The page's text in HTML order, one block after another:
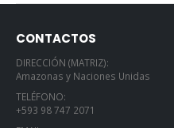
CONTACTOS
DIRECCIÓN (MATRIZ):
Amazonas y Naciones Unidas
TELÉFONO:
+593 98 747 2071
EMAIL:
erosperfumeoutletec@gmail.com